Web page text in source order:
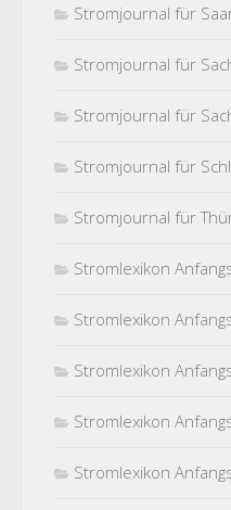
Stromjournal für
Stromjournal für
Stromjournal für
Stromjournal für
Stromjournal für
Stromlexikon
Stromlexikon
Stromlexikon
Stromlexikon
Stromlexikon